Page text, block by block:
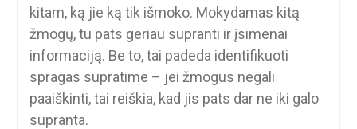
kitam, ką jie ką tik išmoko. Mokydamas kitą
žmogų, tu pats geriau supranti ir įsimenai
informaciją. Be to, tai padeda identifikuoti
spragas supratime – jei žmogus negali
paaiškinti, tai reiškia, kad jis pats dar ne iki galo
supranta.